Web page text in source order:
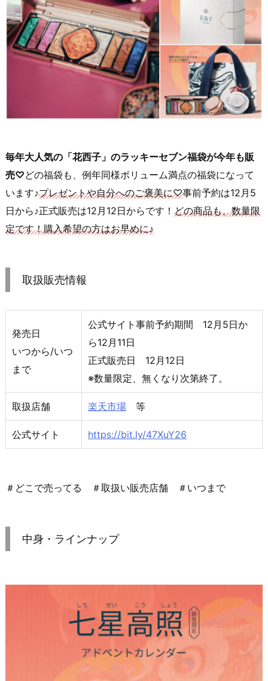
毎年大人気の「花西子」のラッキーセブン福袋が今年も販
売♡どの福袋も、例年同様ボリューム満点の福袋になって
います♪プレゼントや自分へのご褒美に♡事前予約は12月5
日から♪正式販売は12月12日からです！ どの商品も、数量限
定です！購入希望の方はお早めに♪
取扱販売情報
発売日
いつから/いつ
まで
公式サイト事前予約期間 12月5日か
ら12月11日
正式販売日 12月12日
※数量限定、無くなり次第終了。
取扱店舗 楽天市場 等
公式サイト https://bit.ly/47XuY26
＃どこで売ってる ＃取扱い販売店舗 ＃いつまで
中身・ラインナップ